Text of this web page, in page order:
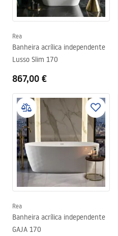
Rea
Banheira acrílica independente
Lusso Slim 170
867,00 €
Rea
Banheira acrílica independente
GAJA 170